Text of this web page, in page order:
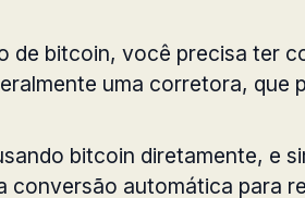
de bitcoin, você precisa ter
uma corretora, que
bitcoin diretamente, e
conversão automática para